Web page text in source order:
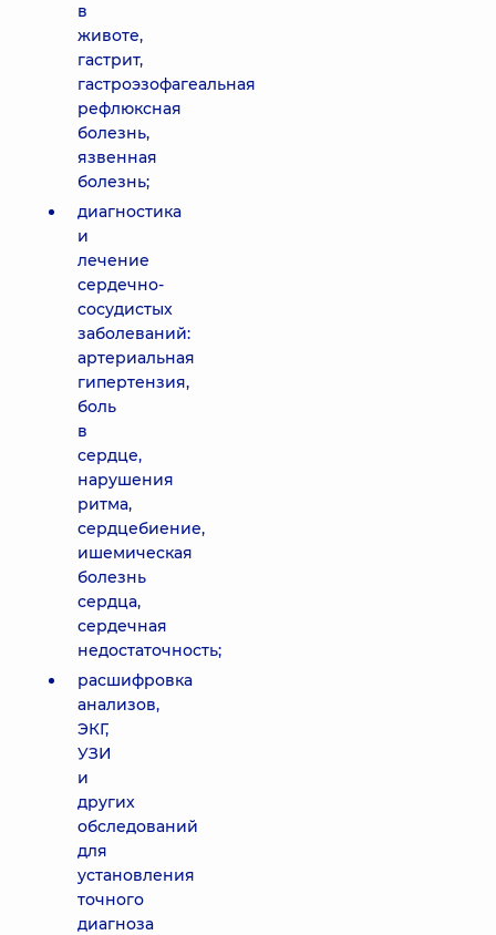
в
животе,
гастрит,
гастроэзофагеальная
рефлюксная
болезнь,
язвенная
болезнь;
диагностика
и
лечение
сердечно-
сосудистых
заболеваний:
артериальная
гипертензия,
боль
в
сердце,
нарушения
ритма,
сердцебиение,
ишемическая
болезнь
сердца,
сердечная
недостаточность;
расшифровка
анализов,
ЭКГ,
УЗИ
и
других
обследований
для
установления
точного
диагноза